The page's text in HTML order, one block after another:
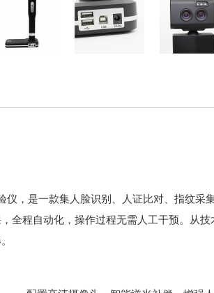
仪，是一款集人脸识别、人证比对、指纹采
全程自动化，操作过程无需人工干预。从